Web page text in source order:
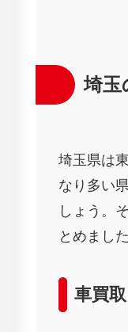
埼玉
埼玉県は
なり多い
しょう。
とめまし
車買